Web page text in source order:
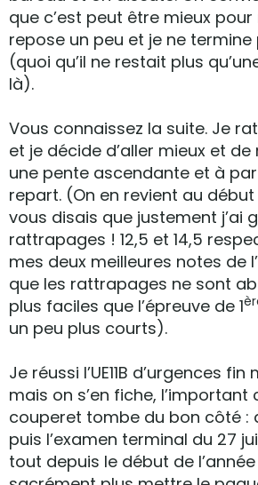
que c’est peut être mieux
repose un peu et je ne
(quoi qu’il ne restait plus
là).
Vous connaissez la suite. Je rate
et je décide d’aller mieux et
une pente ascendante et à
repart. (On en revient au
vous disais que justement j’ai
rattrapages ! 12,5 et 14,5
mes deux meilleures notes de
que les rattrapages ne sont
plus faciles que l’épreuve de 1
un peu plus courts).
Je réussi l’UE11B d’urgences
mais on s’en fiche, l’important
couperet tombe du bon côté :
puis l’examen terminal du 27
tout depuis le début de